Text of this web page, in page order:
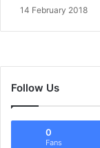
14 February 2018
Follow Us
0
Fans